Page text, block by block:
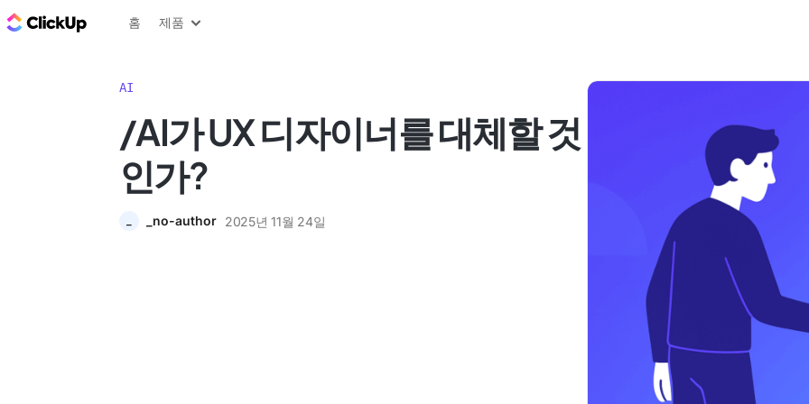
ClickUp 블로그
홈 제품
AI
/AI가 UX 디자이너를 대체할 것
인가?
_no-author 2025년 11월 24일